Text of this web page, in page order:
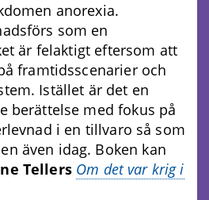
anorexia.
som en
är felaktigt eftersom att
framtidsscenarier och
Istället är det en
berättelse med fokus på
i en tillvaro så som
även idag. Boken kan
Tellers Om det var krig i